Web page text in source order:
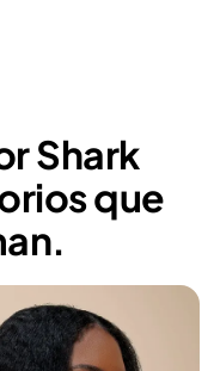
Shark
que